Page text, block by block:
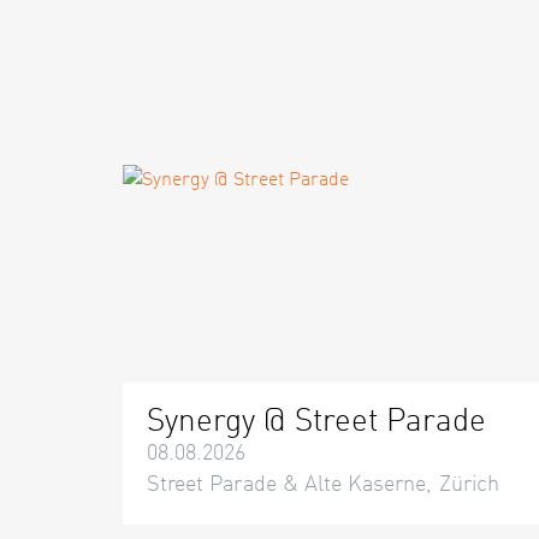
Synergy @ Street Parade
08.08.2026
Street Parade & Alte Kaserne, Zürich